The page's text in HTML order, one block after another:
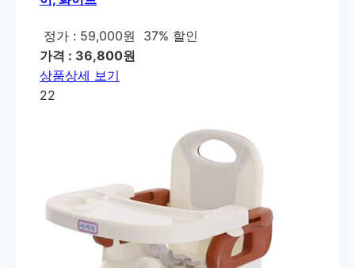
정가 : 59,000원
37% 할인
가격 : 36,800원
상품상세 보기
22